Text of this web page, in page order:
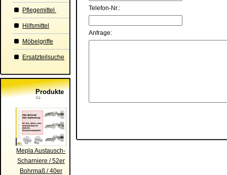
Pflegemittel
Hilfsmittel
Möbelgriffe
Ersatzteilsuche
Produkte
Mepla Austausch-
Scharniere / 52er
Bohrmaß / 40er
Telefon-Nr.:
Anfrage: